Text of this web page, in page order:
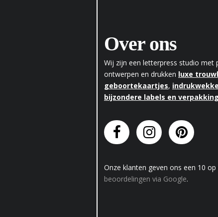
Over ons
Wij zijn een letterpress studio met
ontwerpen en drukken luxe
geboortekaartjes,
bijzondere labels en
Onze klanten geven ons een 10 op
beoordelingen via Google.